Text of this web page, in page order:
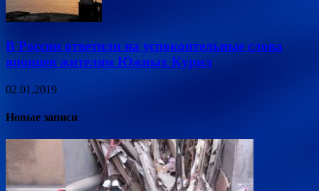
В России ответили на успокоительные слова
японцев жителям Южных Курил
02.01.2019
Новые записи